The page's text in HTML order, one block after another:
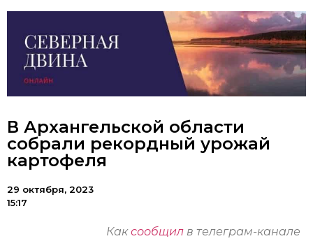
В Архангельской области
собрали рекордный урожай
картофеля
29 октября, 2023
15:17
Каксообщил в телеграм-канале